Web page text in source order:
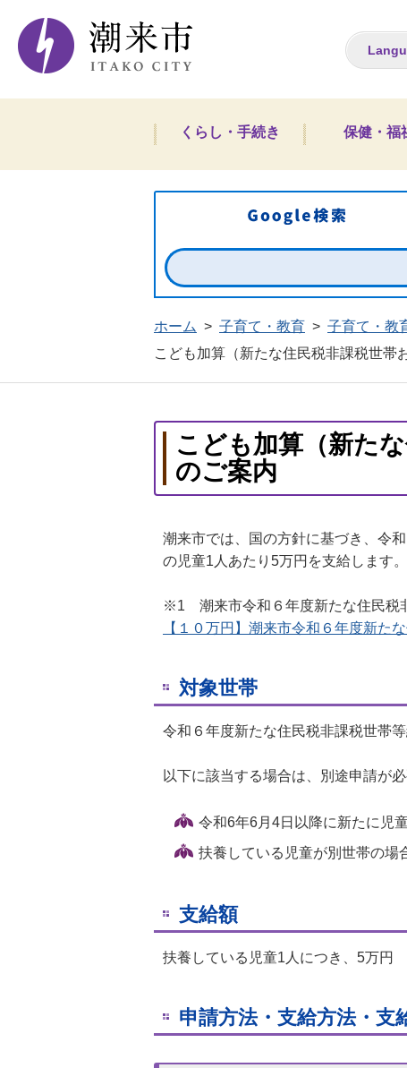
潮来市ホームペー
くらし・手続き 保健・福
ホーム > 子育て・教育 > 子育て・教
こども加算（新たな住民税非課税世帯
こども加算（新た
のご案内
潮来市では、国の方針に基づき、令
の児童1人あたり5万円を支給します。
※1 潮来市令和６年度新たな住民税
【１０万円】潮来市令和６年度新た
対象世帯
令和６年度新たな住民税非課税世帯
以下に該当する場合は、別途申請が
令和6年6月4日以降に新たに児
扶養している児童が別世帯の場
支給額
扶養している児童1人につき、5万円
申請方法・支給方法・支